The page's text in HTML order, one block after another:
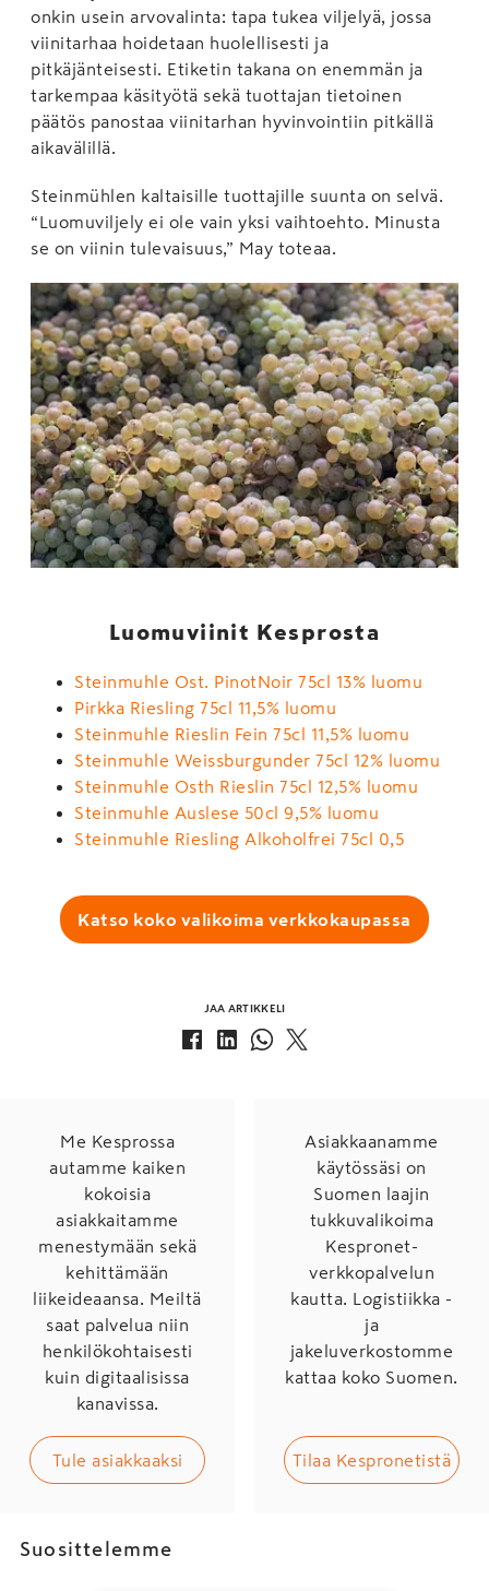
onkin usein arvovalinta: tapa tukea viljelyä, jossa
viinitarhaa hoidetaan huolellisesti ja
pitkäjänteisesti. Etiketin takana on enemmän ja
tarkempaa käsityötä sekä tuottajan tietoinen
päätös panostaa viinitarhan hyvinvointiin pitkällä
aikavälillä.
Steinmühlen kaltaisille tuottajille suunta on selvä.
“Luomuviljely ei ole vain yksi vaihtoehto. Minusta
se on viinin tulevaisuus,” May toteaa.
Luomuviinit Kesprosta
Steinmuhle Ost. PinotNoir 75cl 13% luomu
Pirkka Riesling 75cl 11,5% luomu
Steinmuhle Rieslin Fein 75cl 11,5% luomu
Steinmuhle Weissburgunder 75cl 12% luomu
Steinmuhle Osth Rieslin 75cl 12,5% luomu
Steinmuhle Auslese 50cl 9,5% luomu
Steinmuhle Riesling Alkoholfrei 75cl 0,5
Katso koko valikoima verkkokaupassa
JAA ARTIKKELI
Me Kesprossa
autamme kaiken
kokoisia
asiakkaitamme
menestymään sekä
kehittämään
liikeideaansa. Meiltä
saat palvelua niin
henkilökohtaisesti
kuin digitaalisissa
kanavissa.
Tule asiakkaaksi
Asiakkaanamme
käytössäsi on
Suomen laajin
tukkuvalikoima
Kespronet-
verkkopalvelun
kautta. Logistiikka -
ja
jakeluverkostomme
kattaa koko Suomen.
Tilaa Kespronetistä
Suosittelemme